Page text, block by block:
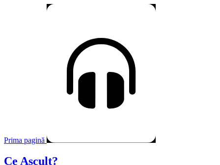
Prima pagină
Ce Ascult?